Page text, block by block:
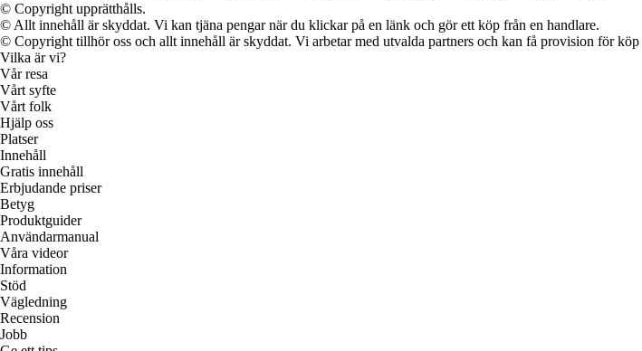
© Copyright upprätthålls.
© Allt innehåll är skyddat. Vi kan tjäna pengar när du klickar på en länk och gör ett köp från en handlare.
© Copyright tillhör oss och allt innehåll är skyddat. Vi arbetar med utvalda partners och kan få provision för
Vilka är vi?
Vår resa
Vårt syfte
Vårt folk
Hjälp oss
Platser
Innehåll
Gratis innehåll
Erbjudande priser
Betyg
Produktguider
Användarmanual
Våra videor
Information
Stöd
Vägledning
Recension
Jobb